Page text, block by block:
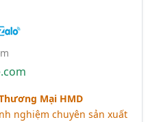
Mại HMD
nghiệm chuyên sản xuất